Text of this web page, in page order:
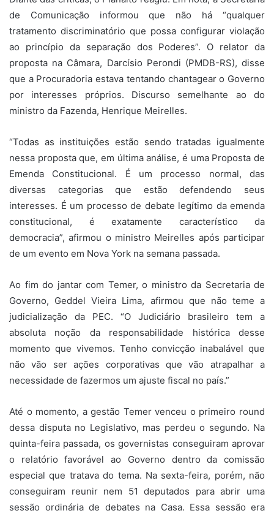
de Comunicação informou que não há “qualquer
tratamento discriminatório que possa configurar violação
ao princípio da separação dos Poderes”. O relator da
proposta na Câmara, Darcísio Perondi (PMDB-RS), disse
que a Procuradoria estava tentando chantagear o Governo
por interesses próprios. Discurso semelhante ao do
ministro da Fazenda, Henrique Meirelles.
“Todas as instituições estão sendo tratadas igualmente
nessa proposta que, em última análise, é uma Proposta de
Emenda Constitucional. É um processo normal, das
diversas categorias que estão defendendo seus
interesses. É um processo de debate legítimo da emenda
constitucional, é exatamente característico da
democracia”, afirmou o ministro Meirelles após participar
de um evento em Nova York na semana passada.
Ao fim do jantar com Temer, o ministro da Secretaria de
Governo, Geddel Vieira Lima, afirmou que não teme a
judicialização da PEC. “O Judiciário brasileiro tem a
absoluta noção da responsabilidade histórica desse
momento que vivemos. Tenho convicção inabalável que
não vão ser ações corporativas que vão atrapalhar a
necessidade de fazermos um ajuste fiscal no país.”
Até o momento, a gestão Temer venceu o primeiro round
dessa disputa no Legislativo, mas perdeu o segundo. Na
quinta-feira passada, os governistas conseguiram aprovar
o relatório favorável ao Governo dentro da comissão
especial que tratava do tema. Na sexta-feira, porém, não
conseguiram reunir nem 51 deputados para abrir uma
sessão ordinária de debates na Casa. Essa sessão era